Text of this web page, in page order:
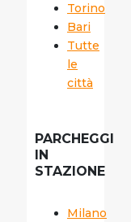
Torino
Bari
Tutte
le
città
PARCHEGGI
IN
STAZIONE
Milano